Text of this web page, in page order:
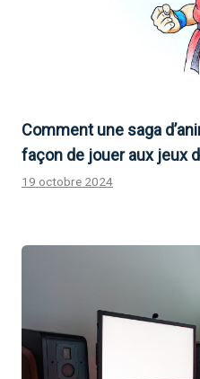
Comment une saga
façon de jouer aux jeux
19 octobre 2024